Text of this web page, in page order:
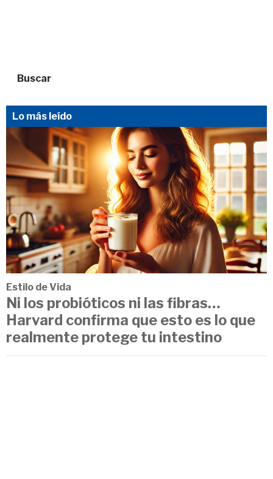
Buscar
Lo más leído
Estilo de Vida
Ni los probióticos ni las fibras…
Harvard confirma que esto es lo que
realmente protege tu intestino